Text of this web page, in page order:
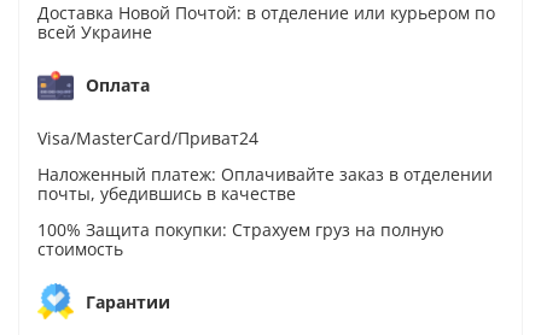
Доставка Новой Почтой: в отделение или курьером по
всей Украине
Оплата
Visa/MasterCard/Приват24
Наложенный платеж: Оплачивайте заказ в отделении
почты, убедившись в качестве
100% Защита покупки: Страхуем груз на полную
стоимость
Гарантии